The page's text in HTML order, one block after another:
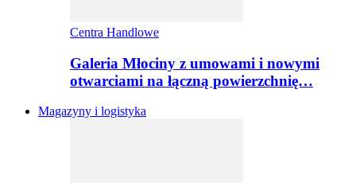
Centra Handlowe
Galeria Młociny z umowami i nowymi
otwarciami na łączną powierzchnię…
Magazyny i logistyka